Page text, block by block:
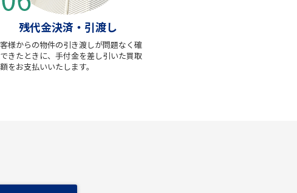
残代金決済・引渡し
様からの物件の引き渡しが問題なく確
きたときに、手付金を差し引いた買取
をお支払いいたします。